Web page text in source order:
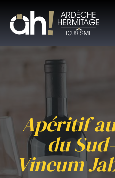
Apéritif
du
Vineum